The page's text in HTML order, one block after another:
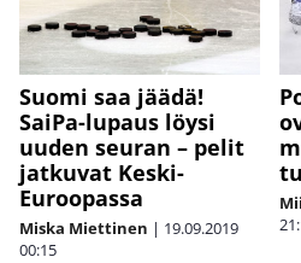
Suomi saa jäädä!
SaiPa-lupaus löysi
uuden seuran – pelit
jatkuvat Keski-
Euroopassa
Miska Miettinen | 19.09.2019
00:15